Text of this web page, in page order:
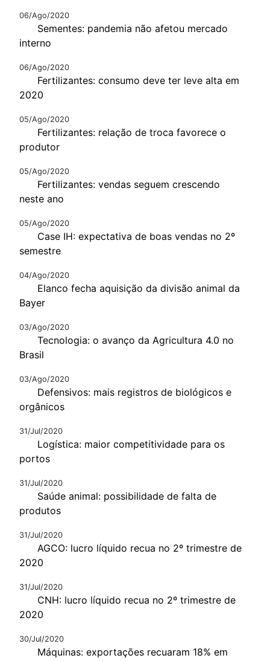
06/Ago/2020
Sementes: pandemia não afetou mercado
interno
06/Ago/2020
Fertilizantes: consumo deve ter leve alta em
2020
05/Ago/2020
Fertilizantes: relação de troca favorece o
produtor
05/Ago/2020
Fertilizantes: vendas seguem crescendo
neste ano
05/Ago/2020
Case IH: expectativa de boas vendas no 2º
semestre
04/Ago/2020
Elanco fecha aquisição da divisão animal da
Bayer
03/Ago/2020
Tecnologia: o avanço da Agricultura 4.0 no
Brasil
03/Ago/2020
Defensivos: mais registros de biológicos e
orgânicos
31/Jul/2020
Logística: maior competitividade para os
portos
31/Jul/2020
Saúde animal: possibilidade de falta de
produtos
31/Jul/2020
AGCO: lucro líquido recua no 2º trimestre de
2020
31/Jul/2020
CNH: lucro líquido recua no 2º trimestre de
2020
30/Jul/2020
Máquinas: exportações recuaram 18% em